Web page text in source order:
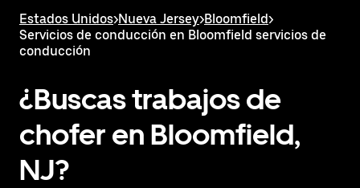
Estados Unidos>Nueva Jersey>Bloomfield>
Servicios de conducción en Bloomfield servicios de
conducción
¿Buscas trabajos de
chofer en Bloomfield,
NJ?